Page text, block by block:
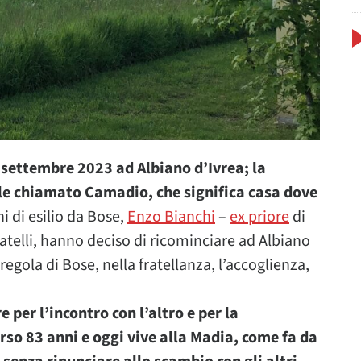
2023 ad Albiano d’Ivrea; la
chiamato Camadio, che significa casa dove
di esilio da Bose,Enzo Bianchi–ex prioredi
hanno deciso di ricominciare ad Albiano
di Bose, nella fratellanza, l’accoglienza,
per l’incontro con l’altro e per la
83 anni e oggi vive alla Madia, come fa da